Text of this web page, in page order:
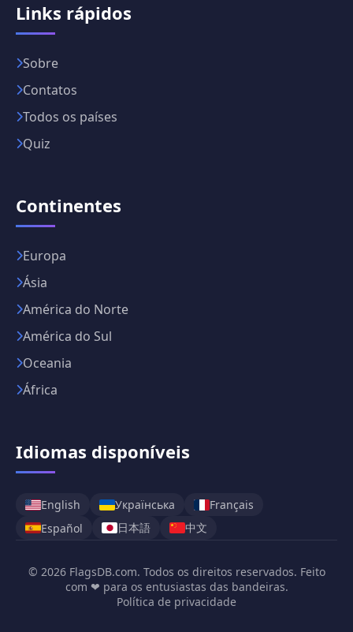
Links rápidos
Sobre
Contatos
Todos os países
Quiz
Continentes
Europa
Ásia
América do Norte
América do Sul
Oceania
África
Idiomas disponíveis
English Українська
Français
Español
日本語 中文
© 2026 FlagsDB.com. Todos os direitos reservados. Feito
com ❤ para os entusiastas das bandeiras.
Política de privacidade